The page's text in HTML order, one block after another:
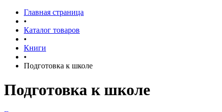
Главная страница
•
Каталог товаров
•
Книги
•
Подготовка к школе
Подготовка к школе